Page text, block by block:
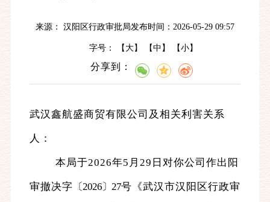
来源： 汉阳区行政审批局发布时间：2026-05-29 09:57
字号： 【 大】 【中 】 【小】
分享到：
武汉鑫航盛商贸有限公司及相关利害关系
人：
本局于2026年5月29日对你公司作出阳
审撤决字 〔2026〕27号《武汉市汉阳区行政审